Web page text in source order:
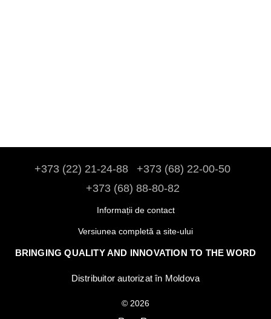
+373 (22) 21-24-88
+373 (68) 22-00-50
+373 (68) 88-80-82
Informații de contact
Versiunea completă a site-ului
BRINGING QUALITY AND INNOVATION TO THE WORD
Distribuitor autorizat în Moldova
© 2026